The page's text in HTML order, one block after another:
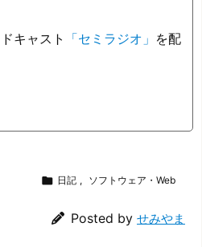
キャスト 「セミラジオ」 を配
 日記 , ソフトウェア・Web
Posted by せみやま